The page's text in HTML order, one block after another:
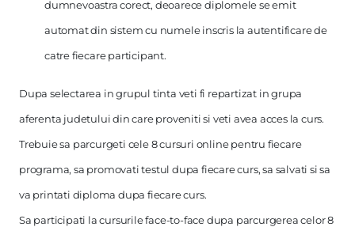
dumnevoastra corect, deoarece diplomele se emit
automat din sistem cu numele inscris la autentificare de
catre fiecare participant.
Dupa selectarea in grupul tinta veti fi repartizat in grupa
aferenta judetului din care proveniti si veti avea acces la curs.
Trebuie sa parcurgeti cele 8 cursuri online pentru fiecare
programa, sa promovati testul dupa fiecare curs, sa salvati si sa
va printati diploma dupa fiecare curs.
Sa participati la cursurile face-to-face dupa parcurgerea celor 8